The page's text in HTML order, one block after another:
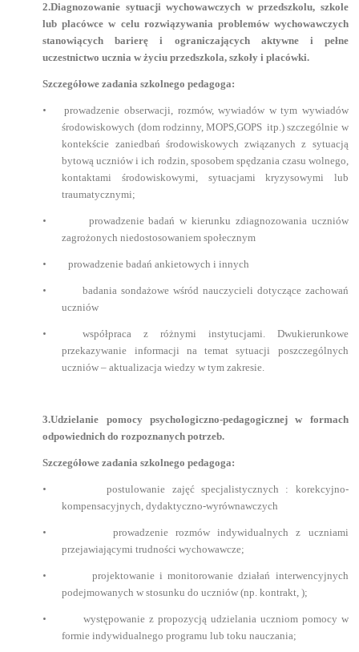
2.Diagnozowanie sytuacji wychowawczych w przedszkolu, szkole
lub placówce w celu rozwiązywania problemów wychowawczych
stanowiących barierę i ograniczających aktywne i pełne
uczestnictwo ucznia w życiu przedszkola, szkoły i placówki.
Szczegółowe zadania szkolnego pedagoga:
•prowadzenie obserwacji, rozmów, wywiadów w tym wywiadów
środowiskowych (dom rodzinny, MOPS,GOPS itp.) szczególnie w
kontekście zaniedbań środowiskowych związanych z sytuacją
bytową uczniów i ich rodzin, sposobem spędzania czasu wolnego,
kontaktami środowiskowymi, sytuacjami kryzysowymi lub
traumatycznymi;
•
prowadzenie badań w kierunku zdiagnozowania uczniów
zagrożonych niedostosowaniem społecznym
•prowadzenie badań ankietowych i innych
•
badania sondażowe wśród nauczycieli dotyczące zachowań
uczniów
•współpraca z różnymi instytucjami. Dwukierunkowe
przekazywanie informacji na temat sytuacji poszczególnych
uczniów – aktualizacja wiedzy w tym zakresie.
3.Udzielanie pomocy psychologiczno-pedagogicznej w formach
odpowiednich do rozpoznanych potrzeb.
Szczegółowe zadania szkolnego pedagoga:
•postulowanie zajęć specjalistycznych : korekcyjno-
kompensacyjnych, dydaktyczno-wyrównawczych
•
prowadzenie rozmów indywidualnych z uczniami
przejawiającymi trudności wychowawcze;
•
projektowanie i monitorowanie działań interwencyjnych
podejmowanych w stosunku do uczniów (np. kontrakt, );
•
występowanie z propozycją udzielania uczniom pomocy w
formie indywidualnego programu lub toku nauczania;